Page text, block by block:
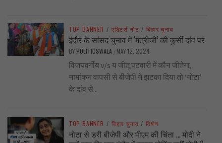
TOP BANNER / एडिटर्स नोट / बिहार चुनाव
इंदौर के सांसद चुनाव में ‘मंत्रीजी’ की कुर्सी दांव पर
BY POLITICSWALA / MAY 12, 2024
विजयवर्गीय v/s य जीतू पटवारी में कौन जीतेगा,
नामांकन वापसी से बीजेपी ने झटका दिया तो ‘नोटा’
के दांव से...
TOP BANNER / बिहार चुनाव / विशेष
नोटा से डरी बीजेपी और पीएम की चिंता … मोदी ने